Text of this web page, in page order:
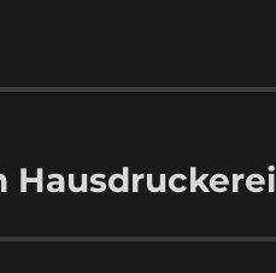
Hausdruckerei